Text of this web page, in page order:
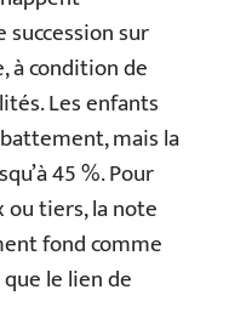
sur
à condition de
Les enfants
mais la
45 %. Pour
tiers, la note
fond comme
le lien de